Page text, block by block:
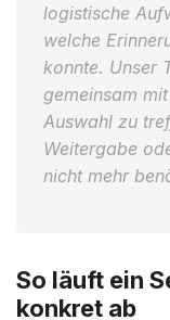
logistische
welche
konnte. Unser
gemeinsam
Auswahl zu
Weitergabe
nicht mehr
So läuft ein
konkret ab